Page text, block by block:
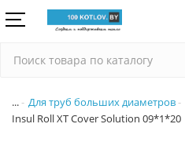
... Для труб больших диаметров
Insul Roll XT Cover Solution 09*1*20